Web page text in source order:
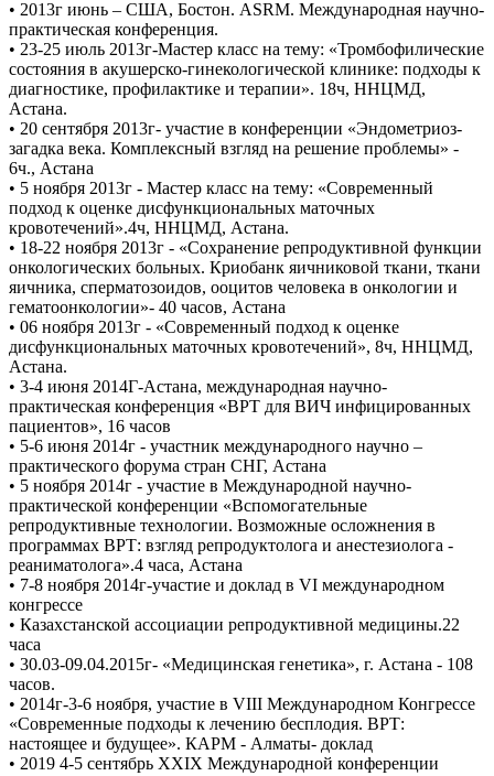
• 2013г июнь – США, Бостон. АSRM. Международная научно-
практическая конференция.
• 23-25 июль 2013г-Мастер класс на тему: «Тромбофилические
состояния в акушерско-гинекологической клинике: подходы к
диагностике, профилактике и терапии». 18ч, ННЦМД,
Астана.
• 20 сентября 2013г- участие в конференции «Эндометриоз-
загадка века. Комплексный взгляд на решение проблемы» -
6ч., Астана
• 5 ноября 2013г - Мастер класс на тему: «Современный
подход к оценке дисфункциональных маточных
кровотечений».4ч, ННЦМД, Астана.
• 18-22 ноября 2013г - «Сохранение репродуктивной функции
онкологических больных. Криобанк яичниковой ткани, ткани
яичника, сперматозоидов, ооцитов человека в онкологии и
гематоонкологии»- 40 часов, Астана
• 06 ноября 2013г - «Современный подход к оценке
дисфункциональных маточных кровотечений», 8ч, ННЦМД,
Астана.
• 3-4 июня 2014Г-Астана, международная научно-
практическая конференция «ВРТ для ВИЧ инфицированных
пациентов», 16 часов
• 5-6 июня 2014г - участник международного научно –
практического форума стран СНГ, Астана
• 5 ноября 2014г - участие в Международной научно-
практической конференции «Вспомогательные
репродуктивные технологии. Возможные осложнения в
программах ВРТ: взгляд репродуктолога и анестезиолога -
реаниматолога».4 часа, Астана
• 7-8 ноября 2014г-участие и доклад в VI международном
конгрессе
• Казахстанской ассоциации репродуктивной медицины.22
часа
• 30.03-09.04.2015г- «Медицинская генетика», г. Астана - 108
часов.
• 2014г-3-6 ноября, участие в VIII Международном Конгрессе
«Современные подходы к лечению бесплодия. ВРТ:
настоящее и будущее». КАРМ - Алматы- доклад
• 2019 4-5 сентябрь XXIX Международной конференции